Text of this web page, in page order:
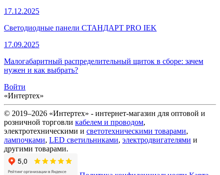
17.12.2025
Светодиодные панели СТАНДАРТ PRO IEK
17.09.2025
Малогабаритный распределительный щиток в сборе: зачем
нужен и как выбрать?
Войти
«Интертех»
© 2019–2026 «Интертех» - интернет-магазин для оптовой и
розничной торговли кабелем и проводом,
электротехническими и светотехническими товарами,
лампочками, LED светильниками, электродвигателями и
другими товарами.